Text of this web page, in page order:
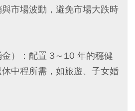
市場波動，避免市場大跌時
金）：配置 3～10 年的穩健
中程所需，如旅遊、子女婚